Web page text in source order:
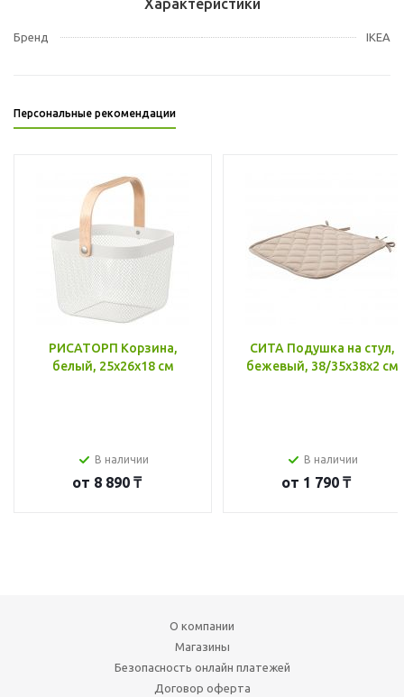
Характеристики
Бренд IKEA
Персональные рекомендации
РИСАТОРП Корзина,
белый, 25x26x18 см
В наличии
от 8 890 ₸
СИТА Подушка на стул,
бежевый, 38/35x38x2 см
В наличии
от 1 790 ₸
О компании
Магазины
Безопасность онлайн платежей
Договор оферта